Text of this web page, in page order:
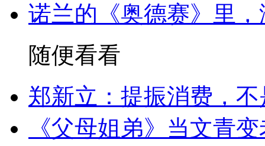
诺兰的《奥德赛》里
随便看看
郑新立：提振消费，
《父母姐弟》当文青